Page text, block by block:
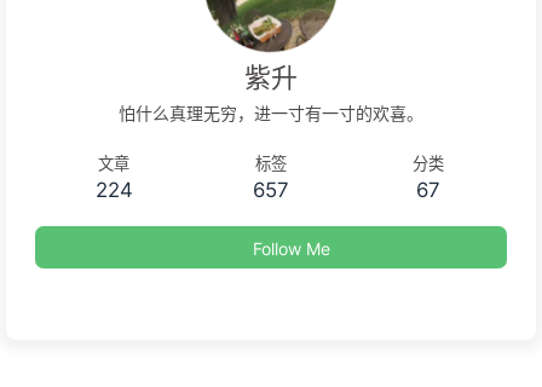
紫升
怕什么真理无穷，进一寸有一寸的欢喜。
文章
224
标签
657
分类
67
Follow Me